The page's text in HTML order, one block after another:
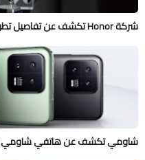
شركة Honor تكشف عن تفاصيل تطوير واختبار كاميرا هاتف Magic5 Pro
شاومي تكشف عن هاتفي شاومي 13 و13 برو